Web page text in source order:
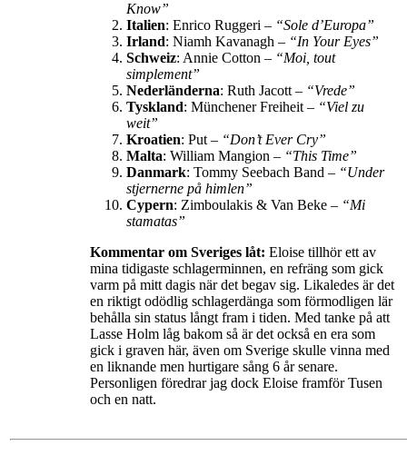
Know”
Italien: Enrico Ruggeri – “Sole d’Europa”
Irland: Niamh Kavanagh – “In Your Eyes”
Schweiz: Annie Cotton – “Moi, tout
simplement”
Nederländerna: Ruth Jacott – “Vrede”
Tyskland: Münchener Freiheit – “Viel zu
weit”
Kroatien: Put – “Don’t Ever Cry”
Malta: William Mangion – “This Time”
Danmark: Tommy Seebach Band – “Under
stjernerne på himlen”
Cypern: Zimboulakis & Van Beke – “Mi
stamatas”
Kommentar om Sveriges låt: Eloise tillhör ett av
mina tidigaste schlagerminnen, en refräng som gick
varm på mitt dagis när det begav sig. Likaledes är det
en riktigt odödlig schlagerdänga som förmodligen lär
behålla sin status långt fram i tiden. Med tanke på att
Lasse Holm låg bakom så är det också en era som
gick i graven här, även om Sverige skulle vinna med
en liknande men hurtigare sång 6 år senare.
Personligen föredrar jag dock Eloise framför Tusen
och en natt.